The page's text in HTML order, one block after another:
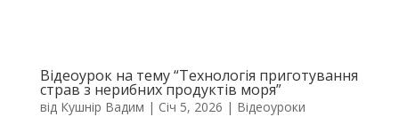
Відеоурок на тему “Технологія приготування
страв з нерибних продуктів моря”
від Кушнір Вадим | Січ 5, 2026 | Відеоуроки